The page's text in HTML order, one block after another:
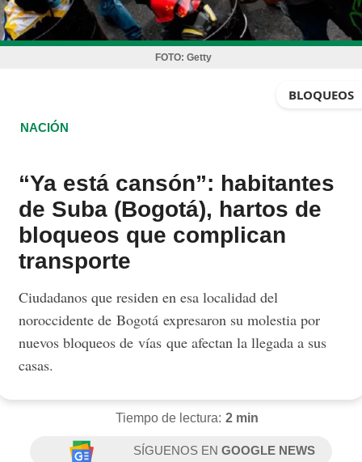
FOTO: Getty
BLOQUEOS
NACIÓN
“Ya está cansón”: habitantes
de Suba (Bogotá), hartos de
bloqueos que complican
transporte
Ciudadanos que residen en esa localidad del
noroccidente de Bogotá expresaron su molestia por
nuevos bloqueos de vías que afectan la llegada a sus
casas.
Tiempo de lectura: 2 min
SÍGUENOS ENGOOGLE NEWS